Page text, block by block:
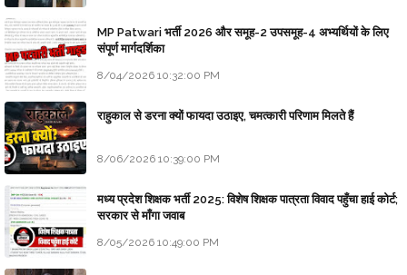
MP Patwari भर्ती 2026 और समूह-2 उपसमूह-4 अभ्यर्थियों के लिए
संपूर्ण मार्गदर्शिका
8/04/2026 10:32:00 PM
राहुकाल से डरना क्यों फायदा उठाइए, चमत्कारी परिणाम मिलते हैं
8/06/2026 10:39:00 PM
मध्य प्रदेश शिक्षक भर्ती 2025: विशेष शिक्षक पात्रता विवाद पहुँचा हाई कोर्ट;
सरकार से माँगा जवाब
8/05/2026 10:49:00 PM